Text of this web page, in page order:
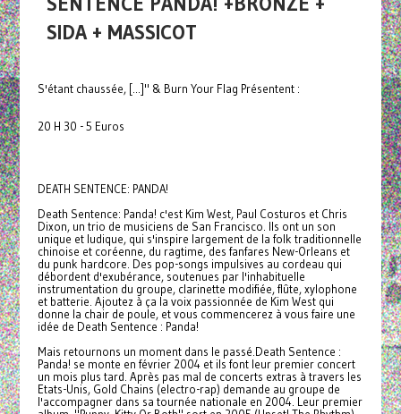
SIDA + MASSICOT
S'étant chaussée, [...]" & Burn Your Flag Présentent :
20 H 30 - 5 Euros
DEATH SENTENCE: PANDA!
Death Sentence: Panda! c'est Kim West, Paul Costuros et Chris
Dixon, un trio de musiciens de San Francisco. Ils ont un son
unique et ludique, qui s'inspire largement de la folk traditionnelle
chinoise et coréenne, du ragtime, des fanfares New-Orleans et
du punk hardcore. Des pop-songs impulsives au cordeau qui
débordent d'exubérance, soutenues par l'inhabituelle
instrumentation du groupe, clarinette modifiée, flûte, xylophone
et batterie. Ajoutez à ça la voix passionnée de Kim West qui
donne la chair de poule, et vous commencerez à vous faire une
idée de Death Sentence : Panda!
Mais retournons un moment dans le passé.Death Sentence :
Panda! se monte en février 2004 et ils font leur premier concert
un mois plus tard. Après pas mal de concerts extras à travers les
Etats-Unis, Gold Chains (electro-rap) demande au groupe de
l'accompagner dans sa tournée nationale en 2004. Leur premier